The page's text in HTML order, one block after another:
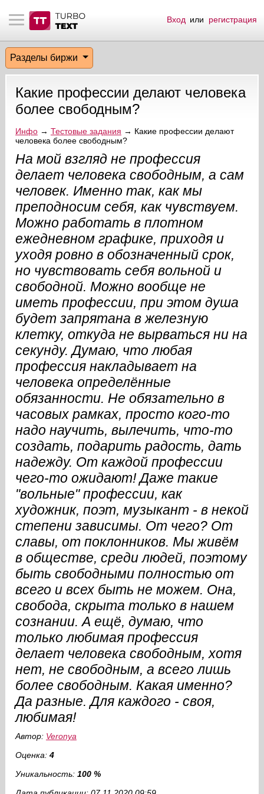
материалы
биржи
пользователи
эфир
на сайте
пользователей
сообщения
по форуму
Вход или регистрация
Разделы биржи
Какие профессии делают человека
более свободным?
Инфо→ Тестовые задания → Какие профессии делают
человека более свободным?
На мой взгляд не профессия
делает человека свободным, а сам
человек. Именно так, как мы
преподносим себя, как чувствуем.
Можно работать в плотном
ежедневном графике, приходя и
уходя ровно в обозначенный срок,
но чувствовать себя вольной и
свободной. Можно вообще не
иметь профессии, при этом душа
будет запрятана в железную
клетку, откуда не вырваться ни на
секунду. Думаю, что любая
профессия накладывает на
человека определённые
обязанности. Не обязательно в
часовых рамках, просто кого-то
надо научить, вылечить, что-то
создать, подарить радость, дать
надежду. От каждой профессии
чего-то ожидают! Даже такие
"вольные" профессии, как
художник, поэт, музыкант - в некой
степени зависимы. От чего? От
славы, от поклонников. Мы живём
в обществе, среди людей, поэтому
быть свободными полностью от
всего и всех быть не можем. Она,
свобода, скрыта только в нашем
сознании. А ещё, думаю, что
только любимая профессия
делает человека свободным, хотя
нет, не свободным, а всего лишь
более свободным. Какая именно?
Да разные. Для каждого - своя,
любимая!
Автор: Veronya
Оценка: 4
Уникальность: 100 %